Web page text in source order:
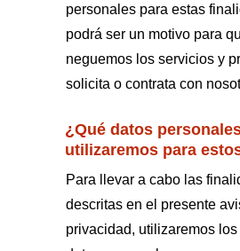
personales para estas
podrá ser un motivo para
neguemos los servicios y
solicita o contrata con
¿Qué datos
utilizaremos para
Para llevar a cabo las
descritas en el presente
privacidad, utilizaremos